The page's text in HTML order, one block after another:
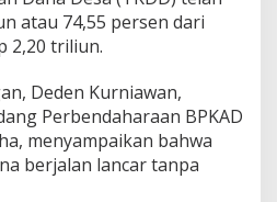
atau 74,55 persen dari
2,20 triliun.
Deden Kurniawan,
Perbendaharaan BPKAD
menyampaikan bahwa
berjalan lancar tanpa